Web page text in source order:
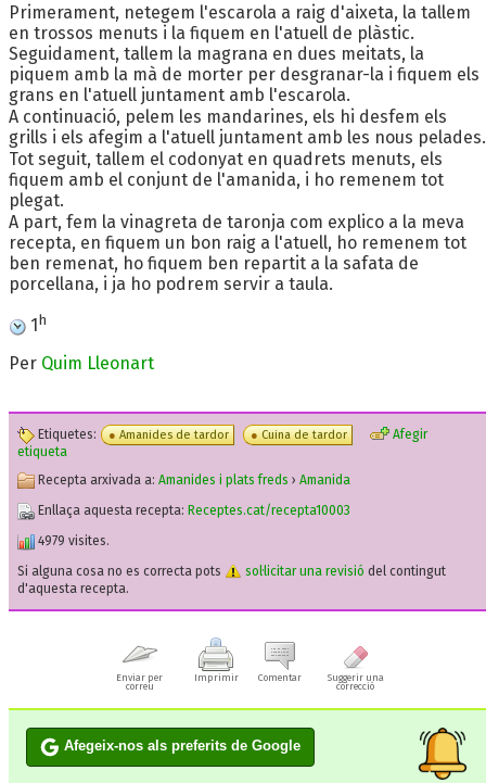
Primerament, netegem l'escarola a raig d'aixeta, la tallem
en trossos menuts i la fiquem en l'atuell de plàstic.
Seguidament, tallem la magrana en dues meitats, la
piquem amb la mà de morter per desgranar-la i fiquem els
grans en l'atuell juntament amb l'escarola.
A continuació, pelem les mandarines, els hi desfem els
grills i els afegim a l'atuell juntament amb les nous pelades.
Tot seguit, tallem el codonyat en quadrets menuts, els
fiquem amb el conjunt de l'amanida, i ho remenem tot
plegat.
A part, fem la vinagreta de taronja com explico a la meva
recepta, en fiquem un bon raig a l'atuell, ho remenem tot
ben remenat, ho fiquem ben repartit a la safata de
porcellana, i ja ho podrem servir a taula.
1 h
Per Quim Lleonart
Etiquetes: Amanides de tardor Cuina de tardor
Afegir
etiqueta
Recepta arxivada a: Amanides i plats freds › Amanida
Enllaça aquesta recepta: Receptes.cat/recepta10003
4979 visites.
Si alguna cosa no es correcta pots
sol·licitar una revisió del contingut
d'aquesta recepta.
Enviar per
correu
Imprimir Comentar
Suggerir una
correcció
Afegeix-nos als preferits de Google